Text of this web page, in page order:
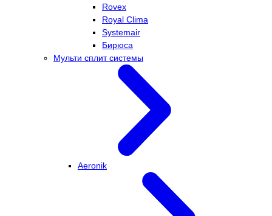
Rovex
Royal Clima
Systemair
Бирюса
Мульти сплит системы
Aeronik